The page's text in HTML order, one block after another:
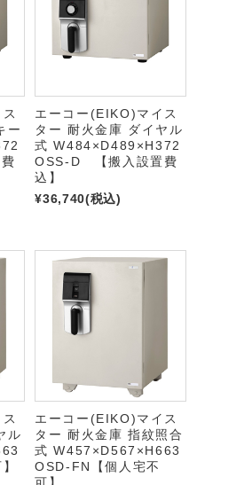
ー
エーコー(EIKO)マイス
ター 耐火金庫 ダイヤル
式 W484×D489×H372
OSS-D 【搬入設置費
込】
¥36,740(税込)
ル
エーコー(EIKO)マイス
ター 耐火金庫 指紋照合
式 W457×D567×H663
OSD-FN【個人宅不